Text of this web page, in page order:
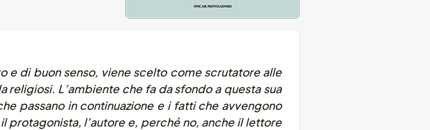
e di buon senso, viene scelto come scrutatore alle
L’ambiente che fa da sfondo a questa sua
passano in continuazione e i fatti che avvengono
protagonista, l’autore e, perché no, anche il lettore